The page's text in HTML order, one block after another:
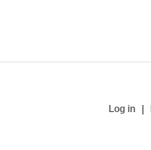
Log in